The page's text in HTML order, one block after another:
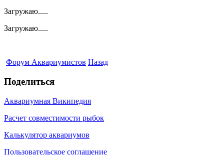
Загружаю.....
Загружаю.....
Форум Аквариумистов Назад
Поделиться
Аквариумная Википедия
Расчет совместимости рыбок
Калькулятор аквариумов
Пользовательское соглашение